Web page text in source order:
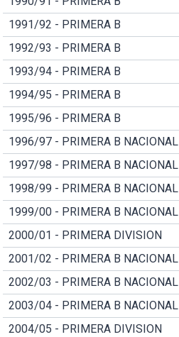
1991/92 - PRIMERA B
1992/93 - PRIMERA B
1993/94 - PRIMERA B
1994/95 - PRIMERA B
1995/96 - PRIMERA B
1996/97 - PRIMERA B NACIONAL
1997/98 - PRIMERA B NACIONAL
1998/99 - PRIMERA B NACIONAL
1999/00 - PRIMERA B NACIONAL
2000/01 - PRIMERA DIVISION
2001/02 - PRIMERA B NACIONAL
2002/03 - PRIMERA B NACIONAL
2003/04 - PRIMERA B NACIONAL
2004/05 - PRIMERA DIVISION